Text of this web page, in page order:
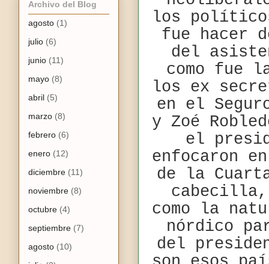
los
fue hacer
del
como fue
los ex
en el
y Zoé
el
enfocaron
de la
como la
nórdico
del
Archivo del Blog
agosto (1)
julio (6)
junio (11)
mayo (8)
abril (5)
marzo (8)
febrero (6)
enero (12)
diciembre (11)
noviembre (8)
octubre (4)
septiembre (7)
agosto (10)